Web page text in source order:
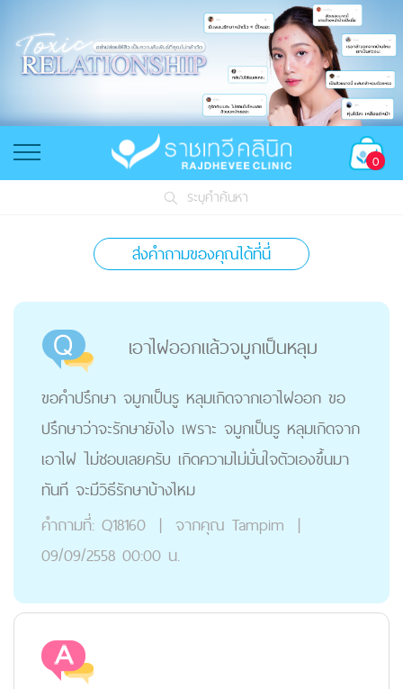
0
ระบุคำค้นหา
ส่งคำถามของคุณได้ที่นี่
เอาไฝออกแล้วจมูกเป็นหลุม
ขอคำปรึกษา จมูกเป็นรู หลุมเกิดจากเอาไฝออก ขอ
ปรึกษาว่าจะรักษายังไง เพราะ จมูกเป็นรู หลุมเกิดจาก
เอาไฝ ไม่ชอบเลยครับ เกิดความไม่มั่นใจตัวเองขึ้นมา
ทันที จะมีวิธีรักษาบ้างไหม
คำถามที่: Q18160 | จากคุณ Tampim |
09/09/2558 00:00 น.